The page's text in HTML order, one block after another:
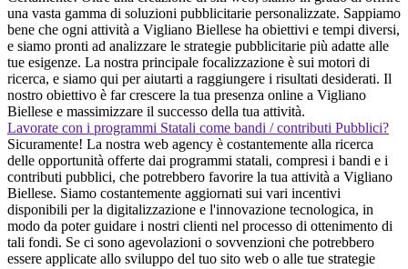
una vasta gamma di soluzioni pubblicitarie personalizzate. Sappiamo
bene che ogni attività a Vigliano Biellese ha obiettivi e tempi diversi,
e siamo pronti ad analizzare le strategie pubblicitarie più adatte alle
tue esigenze. La nostra principale focalizzazione è sui motori di
ricerca, e siamo qui per aiutarti a raggiungere i risultati desiderati. Il
nostro obiettivo è far crescere la tua presenza online a Vigliano
Biellese e massimizzare il successo della tua attività.
Lavorate con i programmi Statali come bandi / contributi Pubblici?
Sicuramente! La nostra web agency è costantemente alla ricerca
delle opportunità offerte dai programmi statali, compresi i bandi e i
contributi pubblici, che potrebbero favorire la tua attività a Vigliano
Biellese. Siamo costantemente aggiornati sui vari incentivi
disponibili per la digitalizzazione e l'innovazione tecnologica, in
modo da poter guidare i nostri clienti nel processo di ottenimento di
tali fondi. Se ci sono agevolazioni o sovvenzioni che potrebbero
essere applicate allo sviluppo del tuo sito web o alle tue strategie